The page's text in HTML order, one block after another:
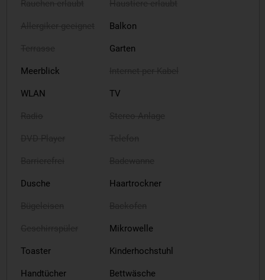
Balkon
Garten
Meerblick
WLAN TV
Dusche Haartrockner
Mikrowelle
Toaster Kinderhochstuhl
Handtücher Bettwäsche